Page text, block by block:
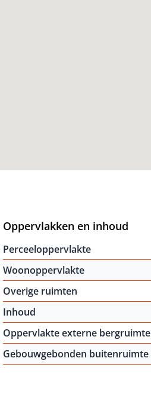
Oppervlakken en inhoud
Perceeloppervlakte
Woonoppervlakte
Overige ruimten
Inhoud
Oppervlakte externe bergruimte
Gebouwgebonden buitenruimte